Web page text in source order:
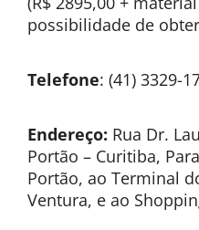
possibilidade de
Telefone: (41) 3329-
Endereço: Rua Dr.
Portão – Curitiba,
Portão, ao Terminal
Ventura, e ao